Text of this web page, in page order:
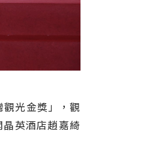
光金獎」，觀
英酒店趙嘉綺